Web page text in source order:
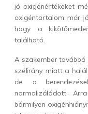
jó oxigénértékeket
oxigéntartalom már
hogy a
található.
A szakember
szélirány miatt a
de a
normalizálódott.
bármilyen